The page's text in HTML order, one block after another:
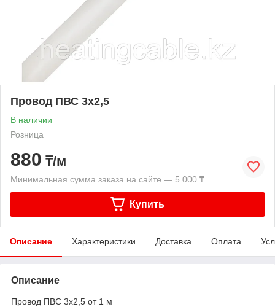
Провод ПВС 3х2,5
В наличии
Розница
880 ₸/м
Минимальная сумма заказа на сайте — 5 000 ₸
Купить
Описание Характеристики Доставка Оплата
Описание
Провод ПВС 3х2,5 от 1 м